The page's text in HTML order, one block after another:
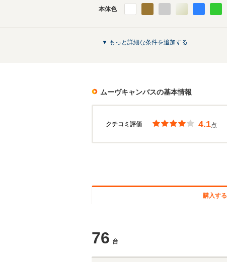
本体色
▼ もっと詳細な条件を追加する
ムーヴキャンバスの基本情報
クチコミ評価 4.1点
購入する
76 台